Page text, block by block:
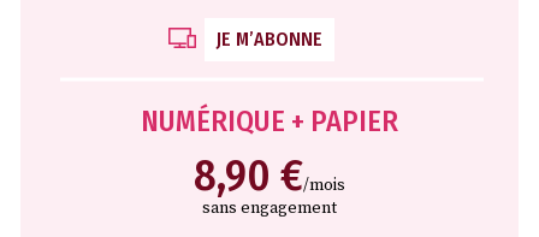
JE M’ABONNE
NUMÉRIQUE + PAPIER
8,90 €/mois
sans engagement